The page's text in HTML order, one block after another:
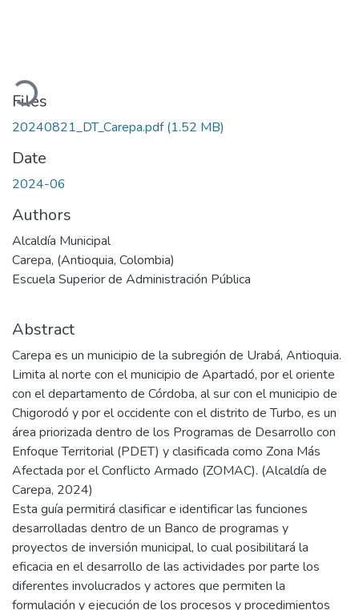
Loading...
Files
20240821_DT_Carepa.pdf(1.52 MB)
Date
2024-06
Authors
Alcaldía Municipal
Carepa, (Antioquia, Colombia)
Escuela Superior de Administración Pública
Abstract
Carepa es un municipio de la subregión de Urabá, Antioquia.
Limita al norte con el municipio de Apartadó, por el oriente
con el departamento de Córdoba, al sur con el municipio de
Chigorodó y por el occidente con el distrito de Turbo, es un
área priorizada dentro de los Programas de Desarrollo con
Enfoque Territorial (PDET) y clasificada como Zona Más
Afectada por el Conflicto Armado (ZOMAC). (Alcaldía de
Carepa, 2024)
Esta guía permitirá clasificar e identificar las funciones
desarrolladas dentro de un Banco de programas y
proyectos de inversión municipal, lo cual posibilitará la
eficacia en el desarrollo de las actividades por parte los
diferentes involucrados y actores que permiten la
formulación y ejecución de los procesos y procedimientos